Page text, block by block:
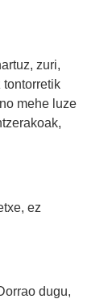
zuri,
tontorretik
mehe luze
ez
dugu,